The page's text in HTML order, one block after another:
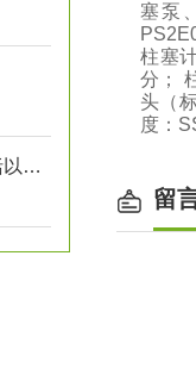
威卡磁翻板液位计的主要特点包括以下几个方面
塞泵
柱塞
分；
头（
度：
留